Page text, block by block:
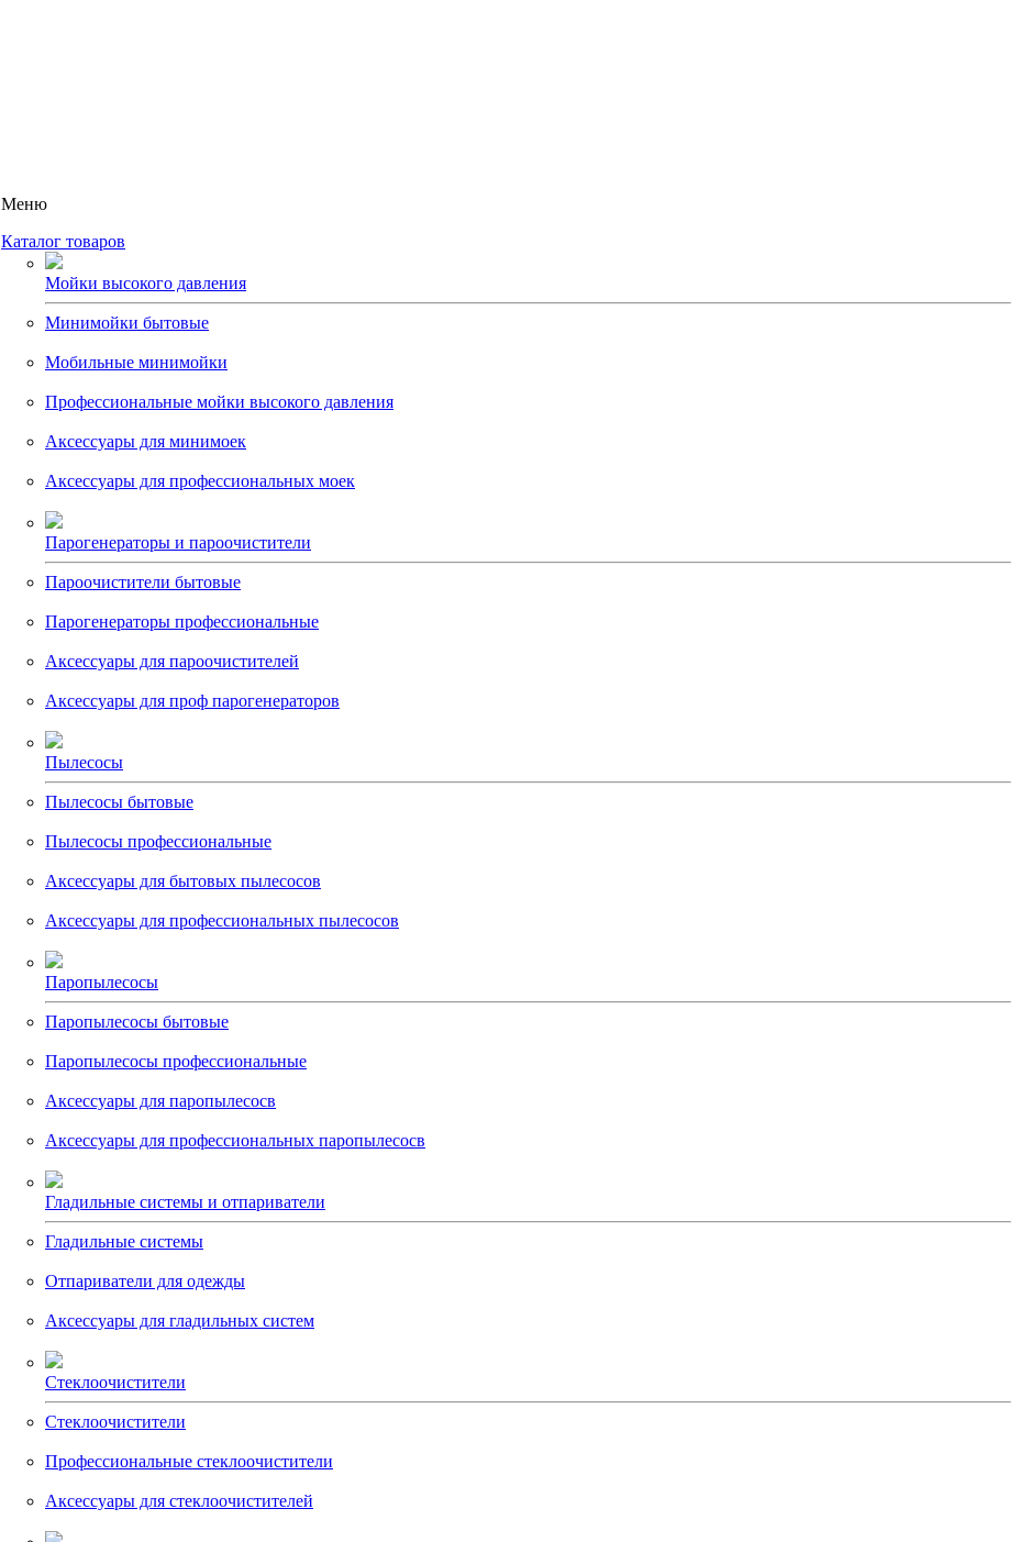
Меню
Каталог товаров
Мойки высокого давления
Минимойки бытовые
Мобильные минимойки
Профессиональные мойки высокого давления
Аксессуары для минимоек
Аксессуары для профессиональных моек
Парогенераторы и пароочистители
Пароочистители бытовые
Парогенераторы профессиональные
Аксессуары для пароочистителей
Аксессуары для проф парогенераторов
Пылесосы
Пылесосы бытовые
Пылесосы профессиональные
Аксессуары для бытовых пылесосов
Аксессуары для профессиональных пылесосов
Паропылесосы
Паропылесосы бытовые
Паропылесосы профессиональные
Аксессуары для паропылесосв
Аксессуары для профессиональных паропылесосв
Гладильные системы и отпариватели
Гладильные системы
Отпариватели для одежды
Аксессуары для гладильных систем
Стеклоочистители
Стеклоочистители
Профессиональные стеклоочистители
Аксессуары для стеклоочистителей